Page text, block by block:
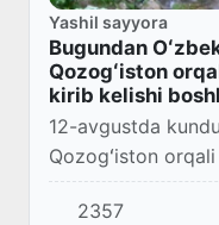
Yashil sayyora
Bugundan
Qozogʻiston
kirib kelishi
12-avgustda
Qozogʻiston
kelishi boshlanadi.
2357